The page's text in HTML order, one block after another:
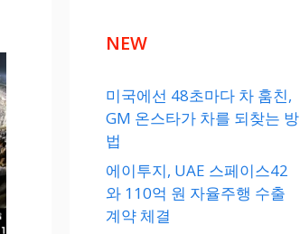
NEW
미국에선 48초마다 차 훔친,
GM 온스타가 차를 되찾는 방
법
에이투지, UAE 스페이스42
와 110억 원 자율주행 수출
계약 체결